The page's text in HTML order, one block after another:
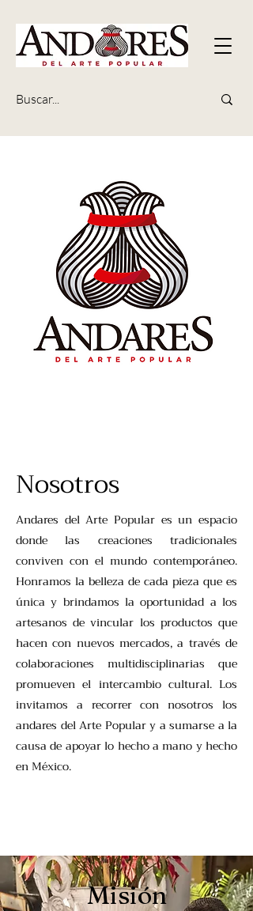
Nosotros
Andares del Arte Popular es un espacio
donde las creaciones tradicionales
conviven con el mundo contemporáneo.
Honramos la belleza de cada pieza que es
única y brindamos la oportunidad a los
artesanos de vincular los productos que
hacen con nuevos mercados, a través de
colaboraciones multidisciplinarias que
promueven el intercambio cultural. Los
invitamos a recorrer con nosotros los
andares del Arte Popular y a sumarse a la
causa de apoyar lo hecho a mano y hecho
en México.
Misión